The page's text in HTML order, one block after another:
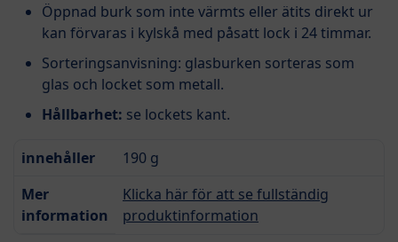
Öppnad burk som inte värmts eller ätits direkt ur
kan förvaras i kylskå med påsatt lock i 24 timmar.
Sorteringsanvisning: glasburken sorteras som
glas och locket som metall.
Hållbarhet: se lockets kant.
innehåller
190 g
Mer
information
Klicka här för att se fullständig
produktinformation